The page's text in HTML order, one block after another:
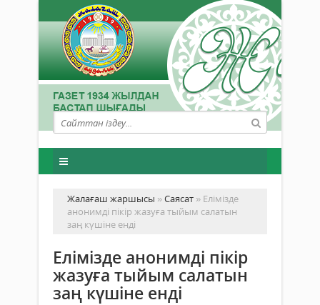
Жалағаш жаршысы »Саясат » Елімізде
анонимді пікір жазуға тыйым салатын
заң күшіне енді
Елімізде анонимді пікір
жазуға тыйым салатын
заң күшіне енді